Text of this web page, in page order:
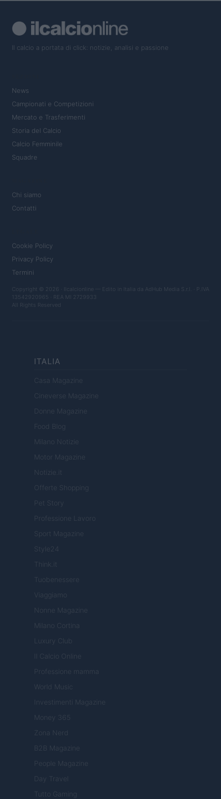
Il calcio a portata di click: notizie, analisi e passione
News
Campionati e Competizioni
Mercato e Trasferimenti
Storia del Calcio
Calcio Femminile
Squadre
Chi siamo
Contatti
Cookie Policy
Privacy Policy
Termini
Copyright © 2026 · Ilcalcionline — Edito in Italia da AdHub Media S.r.l. · P.IVA
13542920965 · REA MI 2729933
All Rights Reserved
ITALIA
Casa Magazine
Cineverse Magazine
Donne Magazine
Food Blog
Milano Notizie
Motor Magazine
Notizie.it
Offerte Shopping
Pet Story
Professione Lavoro
Sport Magazine
Style24
Think.it
Tuobenessere
Viaggiamo
Nonne Magazine
Milano Cortina
Luxury Club
Il Calcio Online
Professione mamma
World Music
Investimenti Magazine
Money 365
Zona Nerd
B2B Magazine
People Magazine
Day Travel
Tutto Gaming